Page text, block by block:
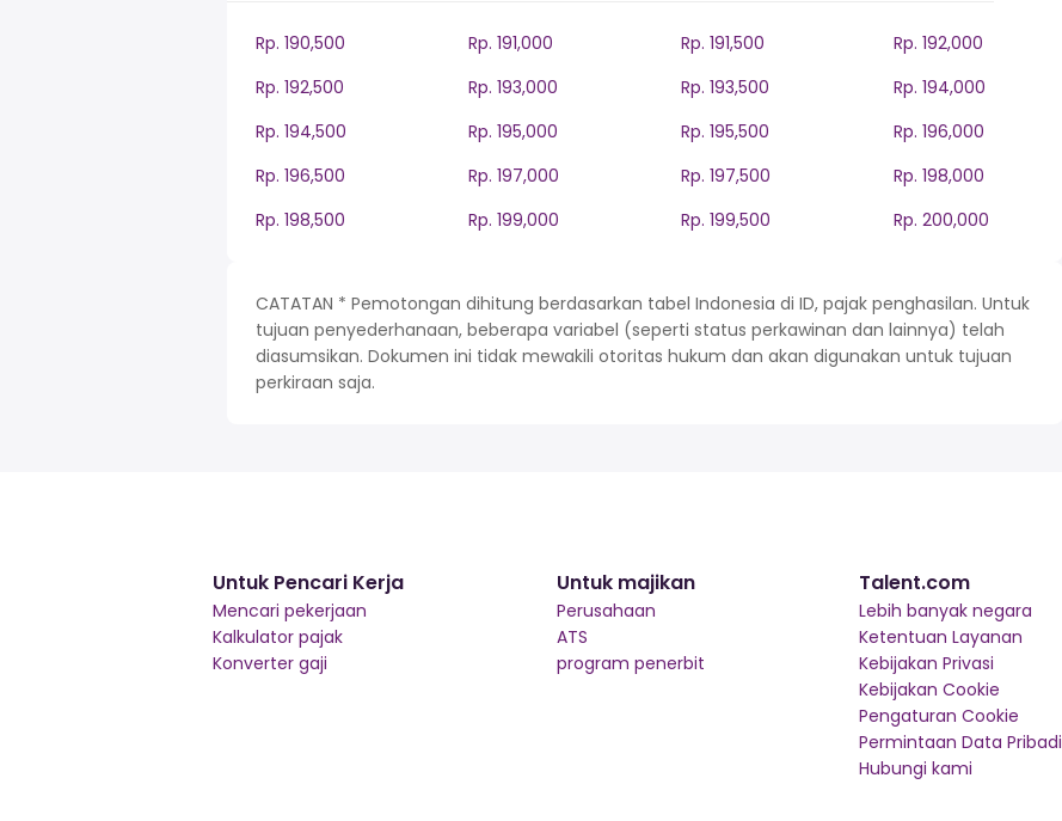
Rp. 190,500 Rp. 191,000 Rp. 191,500
Rp. 192,000
Rp. 192,500
Rp. 193,000 Rp. 193,500
Rp. 194,000
Rp. 194,500
Rp. 195,000 Rp. 195,500
Rp. 196,000
Rp. 196,500
Rp. 197,000 Rp. 197,500
Rp. 198,000
Rp. 198,500
Rp. 199,000 Rp. 199,500 Rp. 200,000
CATATAN * Pemotongan dihitung berdasarkan tabel Indonesia di ID, pajak penghasilan. Untuk
tujuan penyederhanaan, beberapa variabel (seperti status perkawinan dan lainnya) telah
diasumsikan. Dokumen ini tidak mewakili otoritas hukum dan akan digunakan untuk tujuan
perkiraan saja.
Untuk Pencari Kerja
Mencari pekerjaan
Kalkulator pajak
Konverter gaji
Untuk majikan
Perusahaan
ATS
program penerbit
Talent.com
Lebih banyak negara
Ketentuan Layanan
Kebijakan Privasi
Kebijakan Cookie
Pengaturan Cookie
Permintaan Data Pribadi
Hubungi kami